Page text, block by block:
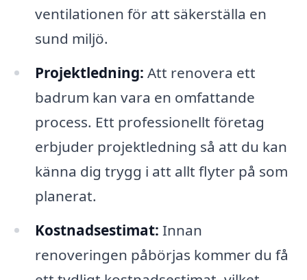
ventilationen för att säkerställa en
sund miljö.
Projektledning: Att renovera ett
badrum kan vara en omfattande
process. Ett professionellt företag
erbjuder projektledning så att du kan
känna dig trygg i att allt flyter på som
planerat.
Kostnadsestimat: Innan
renoveringen påbörjas kommer du få